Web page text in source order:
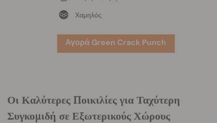
Χαμηλός
Αγορά Green Crack Punch
Οι Καλύτερες Ποικιλίες για Ταχύτερη
Συγκομιδή σε Εξωτερικούς Χώρους